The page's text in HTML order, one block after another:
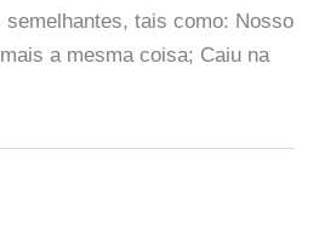
tais como: Nosso
a mesma coisa; Caiu na